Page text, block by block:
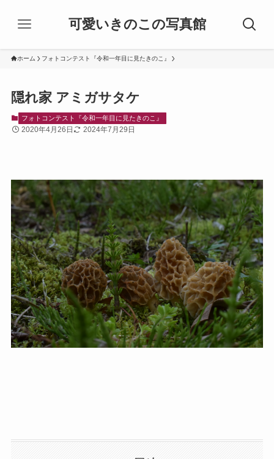
可愛いきのこの写真館
ホーム フォトコンテスト『令和一年目に見たきのこ』
隠れ家 アミガサタケ
フォトコンテスト『令和一年目に見たきのこ』
2020年4月26日 2024年7月29日